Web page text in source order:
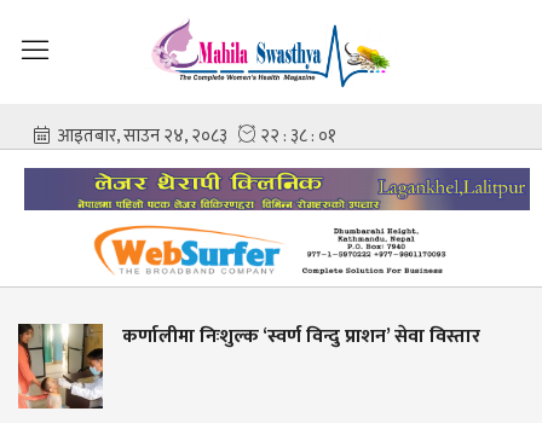
विन्दु प्राशन’ सेवा विस्तार
शहीद गंगालाल